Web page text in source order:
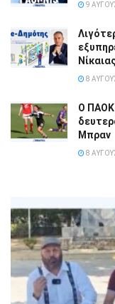
9
8
Ο ΠΑΟΚ
Μπραν
8